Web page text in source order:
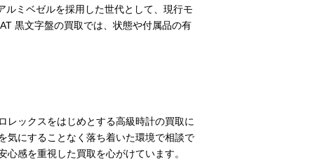
ミベゼルを採用した世代として、現行モ
黒文字盤の買取では、状態や付属品の有
レックスをはじめとする高級時計の買取に
気にすることなく落ち着いた環境で相談で
感を重視した買取を心がけています。